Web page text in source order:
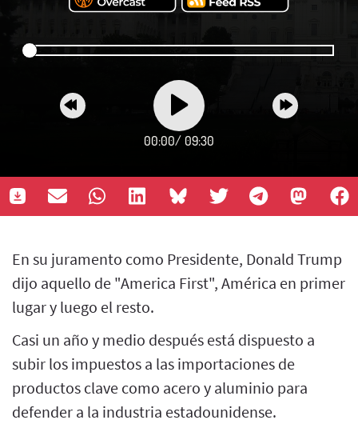
00:00/ 09:30
En su juramento como Presidente, Donald Trump
dijo aquello de "America First", América en primer
lugar y luego el resto.
Casi un año y medio después está dispuesto a
subir los impuestos a las importaciones de
productos clave como acero y aluminio para
defender a la industria estadounidense.